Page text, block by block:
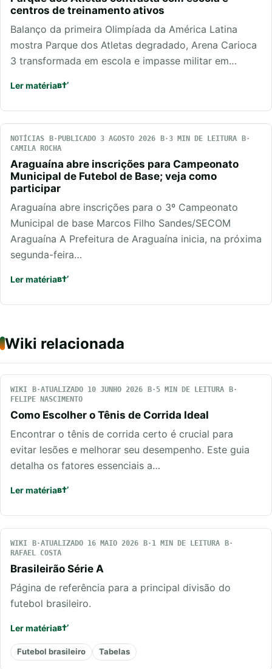
centros de treinamento ativos
Balanço da primeira Olimpíada da América Latina
mostra Parque dos Atletas degradado, Arena Carioca
3 transformada em escola e impasse militar em…
Ler matéria
NOTÍCIAS PUBLICADO 3 AGOSTO 2026
3 MIN DE LEITURA
CAMILA ROCHA
Araguaína abre inscrições para Campeonato
Municipal de Futebol de Base; veja como
participar
Araguaína abre inscrições para o 3º Campeonato
Municipal de base Marcos Filho Sandes/SECOM
Araguaína A Prefeitura de Araguaína inicia, na próxima
segunda-feira…
Ler matéria
Wiki relacionada
WIKI ATUALIZADO 10 JUNHO 2026
5 MIN DE LEITURA
FELIPE NASCIMENTO
Como Escolher o Tênis de Corrida Ideal
Encontrar o tênis de corrida certo é crucial para
evitar lesões e melhorar seu desempenho. Este guia
detalha os fatores essenciais a…
Ler matéria
WIKI ATUALIZADO 16 MAIO 2026
1 MIN DE LEITURA
RAFAEL COSTA
Brasileirão Série A
Página de referência para a principal divisão do
futebol brasileiro.
Ler matéria
Futebol brasileiro Tabelas